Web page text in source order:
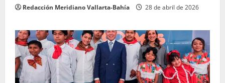
Redacción Meridiano Vallarta-Bahía 28 de abril de 2026